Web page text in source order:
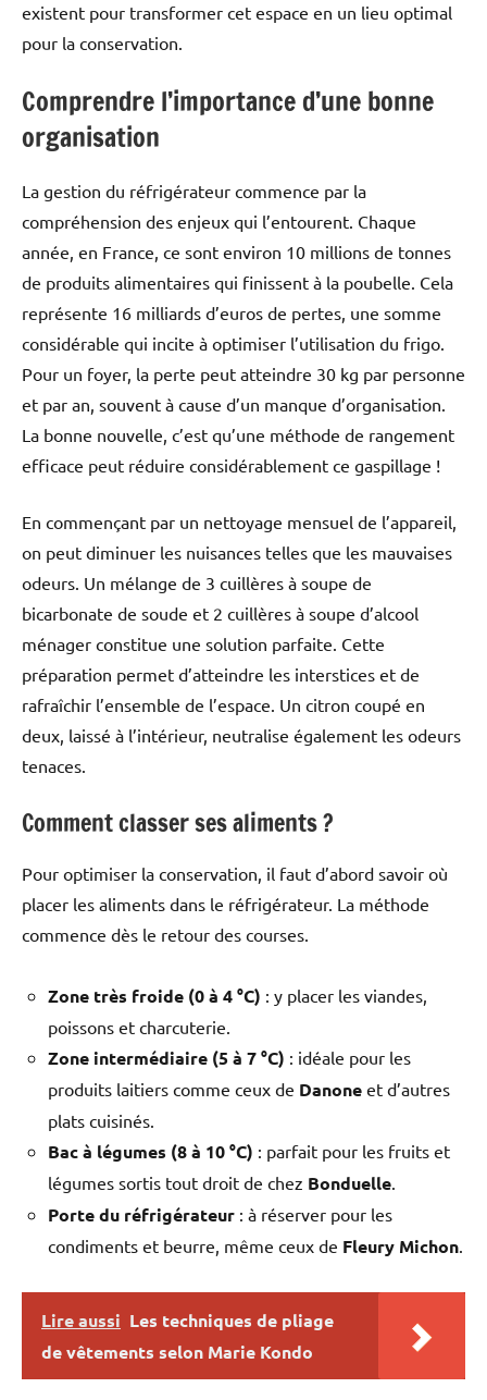
existent pour transformer cet espace en un lieu optimal
pour la conservation.
Comprendre l’importance d’une bonne
organisation
La gestion du réfrigérateur commence par la
compréhension des enjeux qui l’entourent. Chaque
année, en France, ce sont environ 10 millions de tonnes
de produits alimentaires qui finissent à la poubelle. Cela
représente 16 milliards d’euros de pertes, une somme
considérable qui incite à optimiser l’utilisation du frigo.
Pour un foyer, la perte peut atteindre 30 kg par personne
et par an, souvent à cause d’un manque d’organisation.
La bonne nouvelle, c’est qu’une méthode de rangement
efficace peut réduire considérablement ce gaspillage !
En commençant par un nettoyage mensuel de l’appareil,
on peut diminuer les nuisances telles que les mauvaises
odeurs. Un mélange de 3 cuillères à soupe de
bicarbonate de soude et 2 cuillères à soupe d’alcool
ménager constitue une solution parfaite. Cette
préparation permet d’atteindre les interstices et de
rafraîchir l’ensemble de l’espace. Un citron coupé en
deux, laissé à l’intérieur, neutralise également les odeurs
tenaces.
Comment classer ses aliments ?
Pour optimiser la conservation, il faut d’abord savoir où
placer les aliments dans le réfrigérateur. La méthode
commence dès le retour des courses.
Zone très froide (0 à 4 °C) : y placer les viandes,
poissons et charcuterie.
Zone intermédiaire (5 à 7 °C) : idéale pour les
produits laitiers comme ceux de Danone et d’autres
plats cuisinés.
Bac à légumes (8 à 10 °C) : parfait pour les fruits et
légumes sortis tout droit de chez Bonduelle
Porte du réfrigérateur : à réserver pour les
condiments et beurre, même ceux de Fleury Michon
Lire aussi Les techniques de pliage
de vêtements selon Marie Kondo